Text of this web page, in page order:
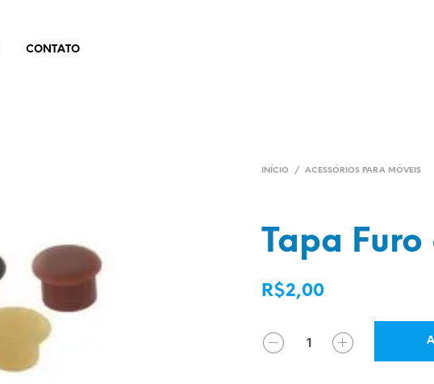
CONTATO
INÍCIO / ACESSÓRIOS PARA MÓVEIS
Tapa Furo
R$2,00
QUANTIDADE